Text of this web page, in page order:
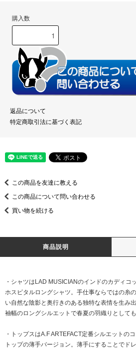
購入数
返品について
特定商取引法に基づく表記
この商品を友達に教える
この商品について問い合わせる
買い物を続ける
商品説明
・シャツはLAD MUSICIANのインドのカディコ
ホスピタルロングシャツ。手仕事ならではの糸
い自然な陰影と奥行きのある独特な表情を生み
袖幅のロングシルエットで春夏の羽織りとしても
・トップスはA.F ARTEFACT定番シルエットの
トップの薄手バージョン。薄手にすることでド